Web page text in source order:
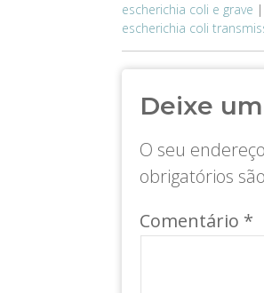
escherichia coli e grave |
escherichia coli
Deixe
O seu
obrigatórios
Comentário *